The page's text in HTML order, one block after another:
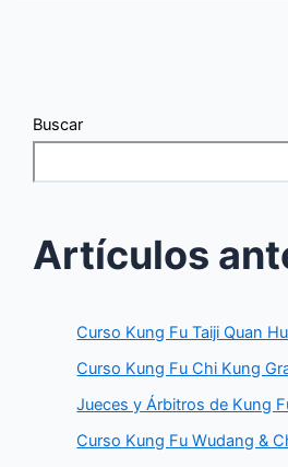
Buscar
Artículos
Curso Kung Fu Taiji Quan
Curso Kung Fu Chi Kung
Jueces y Árbitros de Kung
Curso Kung Fu Wudang &